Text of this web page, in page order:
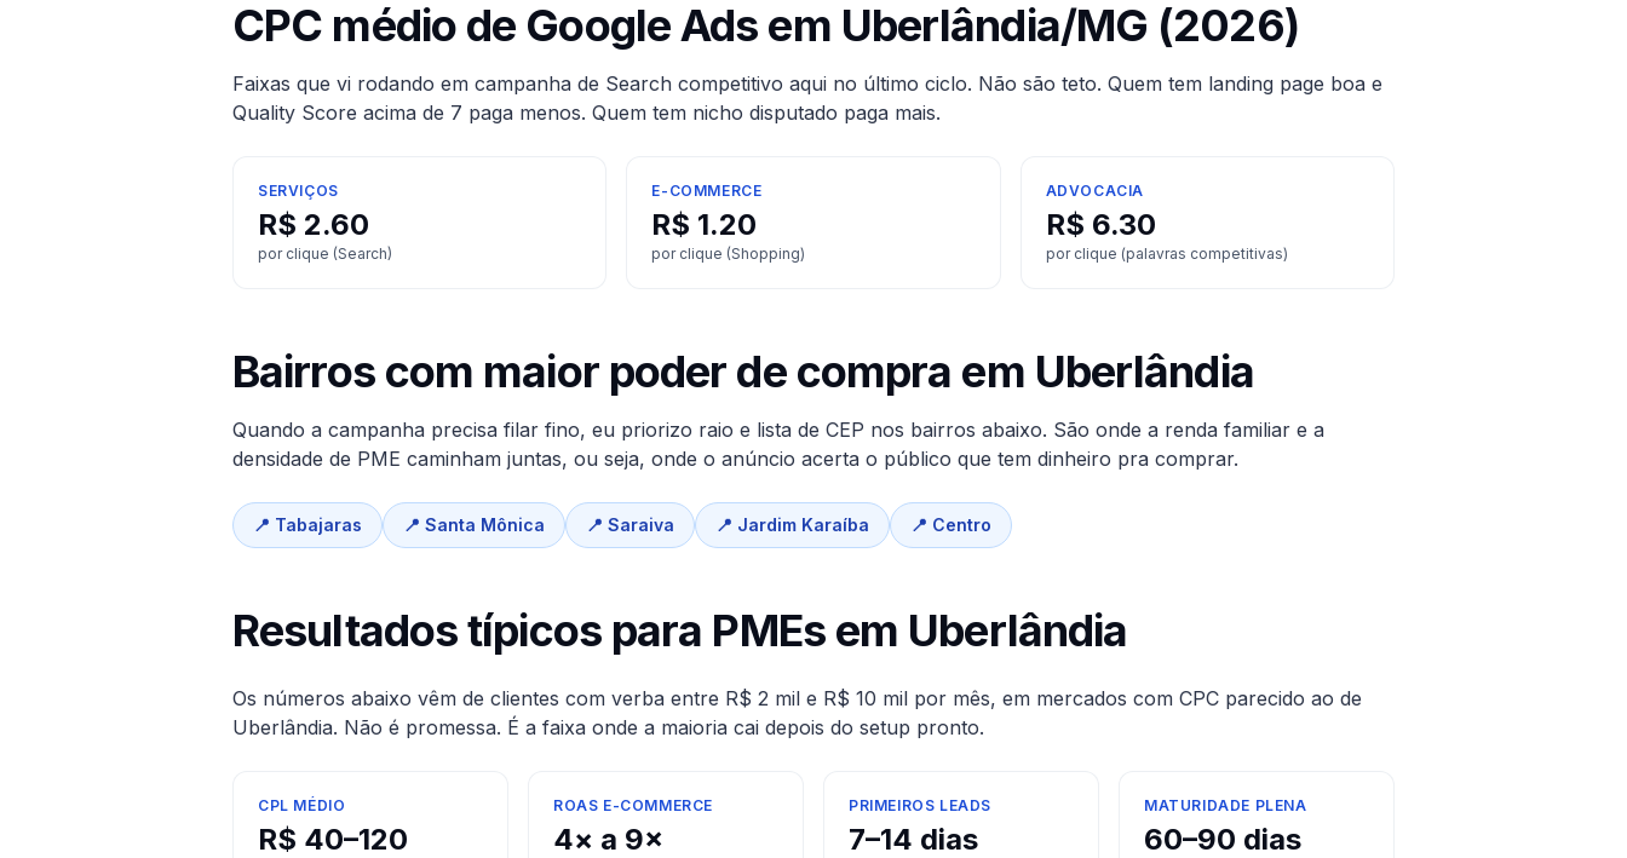
CPC médio de Google Ads em Uberlândia/MG (2026)
Faixas que vi rodando em campanha de Search competitivo aqui no último ciclo. Não são teto. Quem tem landing page boa e
Quality Score acima de 7 paga menos. Quem tem nicho disputado paga mais.
SERVIÇOS
R$ 2.60
por clique (Search)
E-COMMERCE
R$ 1.20
por clique (Shopping)
ADVOCACIA
R$ 6.30
por clique (palavras competitivas)
Bairros com maior poder de compra em Uberlândia
Quando a campanha precisa filar fino, eu priorizo raio e lista de CEP nos bairros abaixo. São onde a renda familiar e a
densidade de PME caminham juntas, ou seja, onde o anúncio acerta o público que tem dinheiro pra comprar.
📍 Tabajaras 📍 Santa Mônica 📍 Saraiva 📍 Jardim Karaíba 📍 Centro
Resultados típicos para PMEs em Uberlândia
Os números abaixo vêm de clientes com verba entre R$ 2 mil e R$ 10 mil por mês, em mercados com CPC parecido ao de
Uberlândia. Não é promessa. É a faixa onde a maioria cai depois do setup pronto.
CPL MÉDIO
R$ 40–120
ROAS E-COMMERCE
4× a 9×
PRIMEIROS LEADS
7–14 dias
MATURIDADE PLENA
60–90 dias